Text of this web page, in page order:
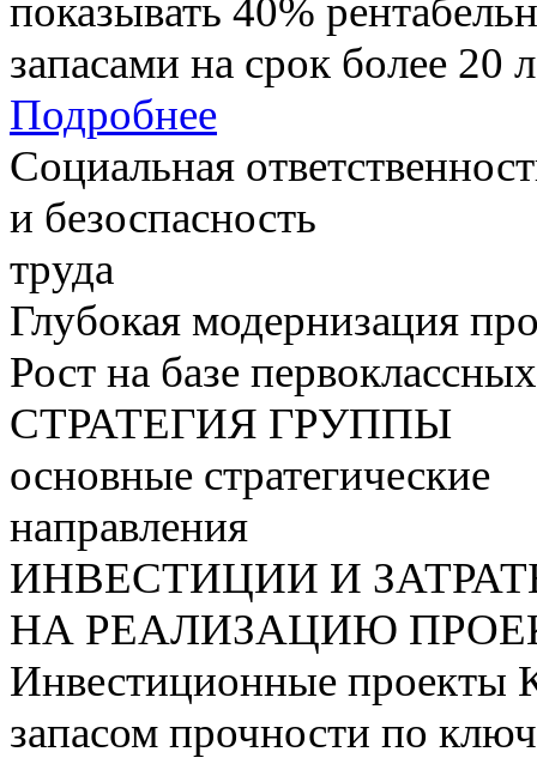
показывать 40%
запасами на срок более 20
Подробнее
Социальная
и безоспасность
труда
Глубокая модернизация
Рост на базе
СТРАТЕГИЯ ГРУППЫ
основные стратегические
направления
ИНВЕСТИЦИИ И
НА РЕАЛИЗАЦИЮ
Инвестиционные проекты
запасом прочности по